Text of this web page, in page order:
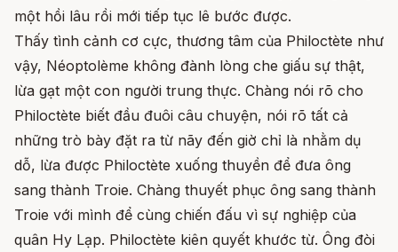
một hồi lâu rồi mới tiếp tục lê bước được.
Thấy tình cảnh cơ cực, thương tâm của Philoctète như
vậy, Néoptolème không đành lòng che giấu sự thật,
lừa gạt một con người trung thực. Chàng nói rõ cho
Philoctète biết đầu đuôi câu chuyện, nói rõ tất cả
những trò bày đặt ra từ nãy đến giờ chỉ là nhằm dụ
dỗ, lừa được Philoctète xuống thuyền để đưa ông
sang thành Troie. Chàng thuyết phục ông sang thành
Troie với mình để cùng chiến đấu vì sự nghiệp của
quân Hy Lạp. Philoctète kiên quyết khước từ. Ông đòi